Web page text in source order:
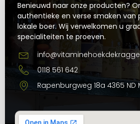
Benieuwd naar onze producten?
authentieke en verse smaken van
lokale boer. Wij verwelkomen u
specialiteiten te proeven.
0118 561 642
Rapenburgweg 18a 4365 ND